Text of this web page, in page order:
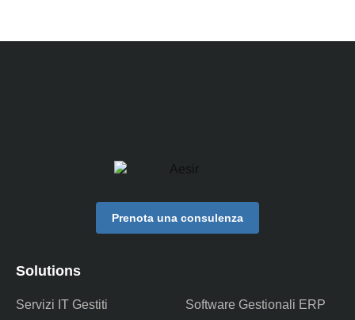
Solutions
Servizi IT Gestiti
Software Gestionali ERP
Prenota una consulenza